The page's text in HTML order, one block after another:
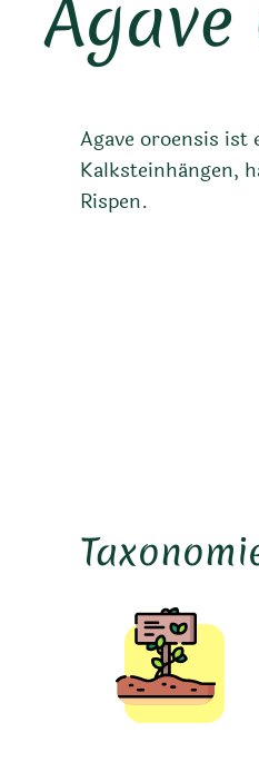
Agave oroensis ist
Kalksteinhängen,
Rispen.